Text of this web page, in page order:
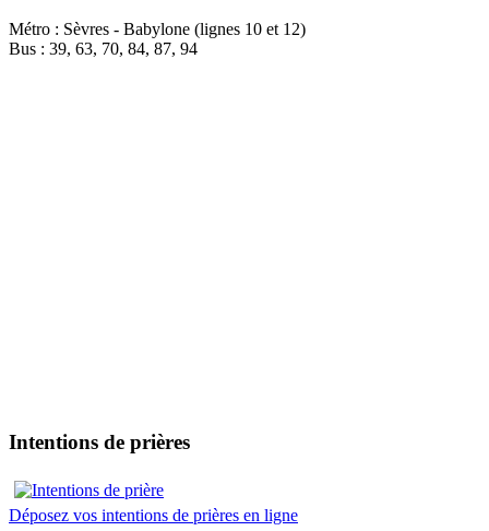
Métro : Sèvres - Babylone (lignes 10 et 12)
Bus : 39, 63, 70, 84, 87, 94
Intentions de prières
Déposez vos intentions de prières en ligne